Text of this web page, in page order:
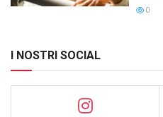
0
I NOSTRI SOCIAL